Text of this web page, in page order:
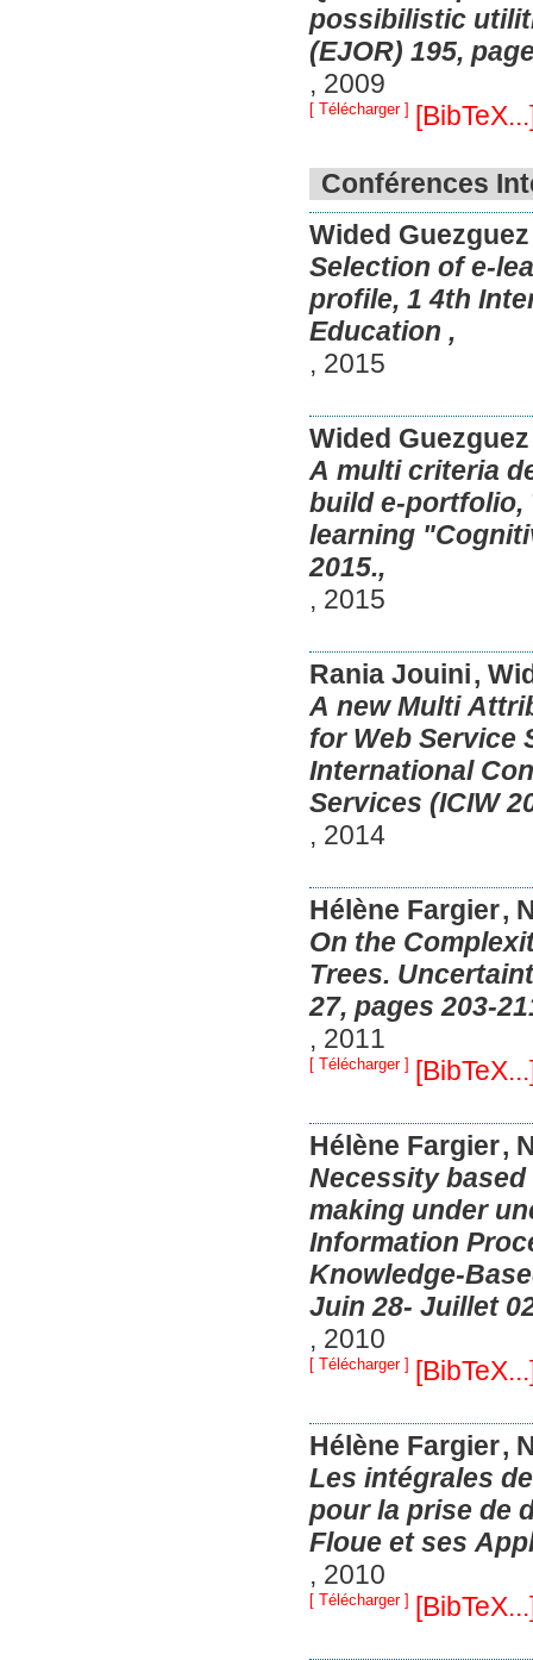
possibilistic
(EJOR) 195,
, 2009
[ Télécharger ]
Conférences
Wided Guezguez
Selection of e-
profile, 1 4th International Conference For e-learning & Distance
Education ,
, 2015
Wided Guezguez
A multi criteria
build e-portfolio,
learning
2015.,
, 2015
Rania Jouini,
A new Multi
for Web Service
International
Services (ICIW
, 2014
Hélène Fargier,
On the
Trees.
27, pages 203-
, 2011
[ Télécharger ]
Hélène Fargier,
Necessity
making under
Information
Knowledge-
Juin 28- Juillet
, 2010
[ Télécharger ]
Hélène Fargier,
Les intégrales
pour la prise de
Floue et ses
, 2010
[ Télécharger ]